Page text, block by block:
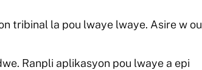
tribinal la pou lwaye lwaye. Asire w ou
Ranpli aplikasyon pou lwaye a epi